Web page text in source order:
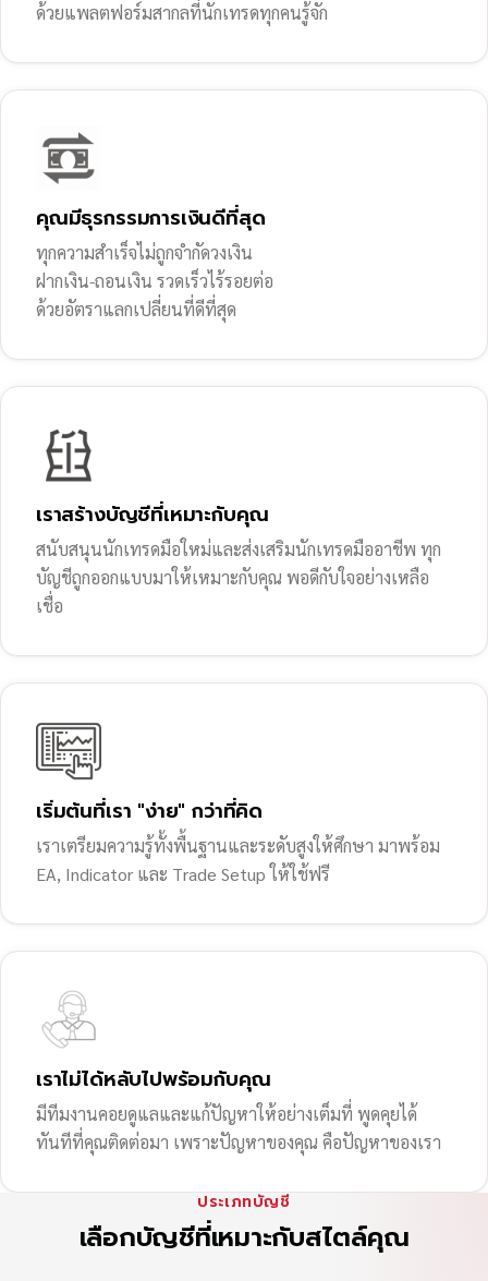
ด้วยแพลตฟอร์มสากลที่นักเทรดทุกคนรู้จัก
คุณมีธุรกรรมการเงินดีที่สุด
ทุกความสำเร็จไม่ถูกจำกัดวงเงิน
ฝากเงิน-ถอนเงิน รวดเร็วไร้รอยต่อ
ด้วยอัตราแลกเปลี่ยนที่ดีที่สุด
เราสร้างบัญชีที่เหมาะกับคุณ
สนับสนุนนักเทรดมือใหม่และส่งเสริมนักเทรดมืออาชีพ ทุก
บัญชีถูกออกแบบมาให้เหมาะกับคุณ พอดีกับใจอย่างเหลือ
เชื่อ
เริ่มต้นที่เรา "ง่าย" กว่าที่คิด
เราเตรียมความรู้ทั้งพื้นฐานและระดับสูงให้ศึกษา มาพร้อม
EA, Indicator และ Trade Setup ให้ใช้ฟรี
เราไม่ได้หลับไปพร้อมกับคุณ
มีทีมงานคอยดูแลและแก้ปัญหาให้อย่างเต็มที่ พูดคุยได้
ทันทีที่คุณติดต่อมา เพราะปัญหาของคุณ คือปัญหาของเรา
ประเภทบัญชี
เลือกบัญชีที่เหมาะกับสไตล์คุณ